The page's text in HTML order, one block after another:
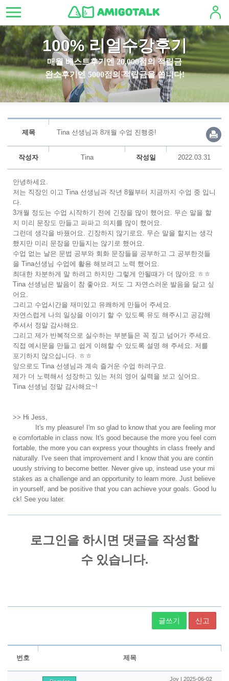
100% 리얼수강후기
매월 베스트후기엔 20,000점의 적립금
완소후기엔 5000점의 적립금을 쏩니다!
제목 Tina 선생님과 8개월 수업 진행중!
작성자 Tina 작성일 2022.03.31
안녕하세요.
저는 직장인 이고 Tina 선생님과 작년 8월부터 지금까지 수업 중 입니
다.
3개월 정도는 수업 시작하기 전에 긴장을 많이 했어요. 무슨 말을 할
지 미리 문장도 만들고 파파고 의지를 많이 했어요.
그런데 생각을 바꿨어요. 긴장하지 않기로요. 무슨 말을 할지는 생각
했지만 미리 문장을 만들지는 않기로 했어요.
수업 없는 날은 문법 공부와 회화 문장들을 공부하고 그 공부한것들
을 Tina선생님 수업에 활용 해보려고 노력 했어요.
최대한 차분하게 말 하려고 하지만 그렇게 안될때가 더 많아요 ㅎㅎ
Tina 선생님은 발음이 참 좋아요. 저도 그 자연스러운 발음을 닮고 싶
어요.
그리고 수업시간을 재미있고 유쾌하게 만들어 주세요.
자연스럽게 나의 일상을 이야기 할 수 있도록 유도 해주시고 공감해
주셔서 정말 감사해요.
그리고 제가 반복적으로 실수하는 부분들은 꼭 짚고 넘어가 주세요.
직접 예시문을 만들고 쉽게 이해할 수 있도록 설명 해 주세요. 저를
포기하지 않으십니다. ㅎㅎ
앞으로도 Tina 선생님과 계속 즐거운 수업 하려구요.
제가 더 노력해서 성장하고 있는 저의 영어 실력을 보고 싶어요.
Tina 선생님 정말 감사해요~!
>> Hi Jess,
It's my pleasure! I'm so glad to know that you are feeling mor
e comfortable in class now. It's good because the more you feel com
fortable, the more you can express your thoughts in class freely and
naturally. I've seen that improvement and I know that you are contin
uously striving to become better. Never give up, instead use your mi
stakes as a challenge and an opportunity to learn more. Just believe
in yourself, and be positive that you can achieve your goals. Good lu
ck! See you later.
글쓰기 신고